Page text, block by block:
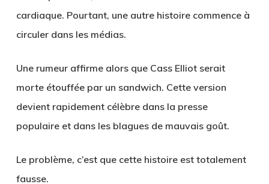
cardiaque. Pourtant, une autre histoire commence à
circuler dans les médias.
Une rumeur affirme alors que Cass Elliot serait
morte étouffée par un sandwich. Cette version
devient rapidement célèbre dans la presse
populaire et dans les blagues de mauvais goût.
Le problème, c’est que cette histoire est totalement
fausse.